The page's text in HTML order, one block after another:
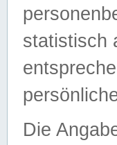
statistisch
Die